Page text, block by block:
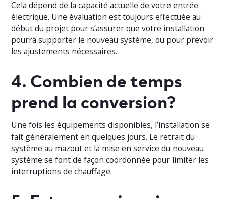
Cela dépend de la capacité actuelle de votre entrée
électrique. Une évaluation est toujours effectuée au
début du projet pour s’assurer que votre installation
pourra supporter le nouveau système, ou pour prévoir
les ajustements nécessaires.
4. Combien de temps
prend la conversion?
Une fois les équipements disponibles, l’installation se
fait généralement en quelques jours. Le retrait du
système au mazout et la mise en service du nouveau
système se font de façon coordonnée pour limiter les
interruptions de chauffage.